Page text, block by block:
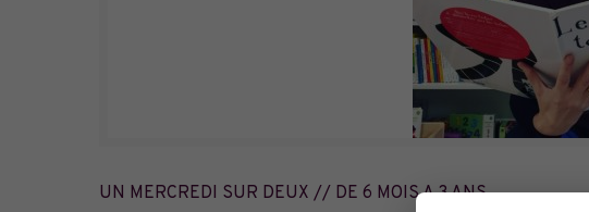
UN MERCREDI SUR DEUX // DE 6 MOIS A 3 ANS